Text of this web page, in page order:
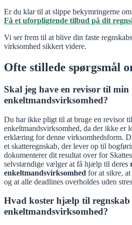
Er du klar til at slippe bekymringerne
Få et uforpligtende tilbud på dit
Vi ser frem til at blive din faste
virksomhed sikkert videre.
Ofte stillede spørgsmål
Skal jeg have en revisor til min
enkeltmandsvirksomhed?
Du har ikke pligt til at bruge en revisor
enkeltmandsvirksomhed, da der ikke er
erklæring for denne virksomhedsform.
et skatteregnskab, der lever op til
dokumenterer dit resultat over for
selvstændige vælger at få hjælp til deres
enkeltmandsvirksomhed for at sikre,
og at alle deadlines overholdes uden
Hvad koster hjælp til regnskab
enkeltmandsvirksomhed?